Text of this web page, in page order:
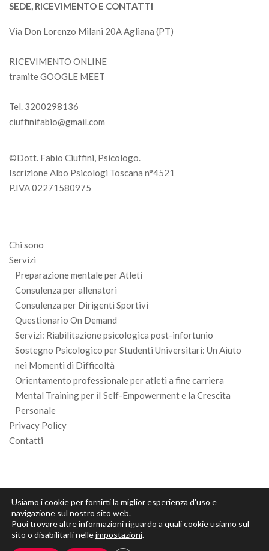
SEDE, RICEVIMENTO E CONTATTI
Via Don Lorenzo Milani 20A Agliana (PT)
RICEVIMENTO ONLINE
tramite GOOGLE MEET
Tel. 3200298136
ciuffinifabio@gmail.com
©Dott. Fabio Ciuffini, Psicologo.
Iscrizione Albo Psicologi Toscana n°4521
P.IVA 02271580975
Chi sono
Servizi
Preparazione mentale per Atleti
Consulenza per allenatori
Consulenza per Dirigenti Sportivi
Questionario On Demand
Servizi: Riabilitazione psicologica post-infortunio
Sostegno Psicologico per Studenti Universitari: Un Aiuto
nei Momenti di Difficoltà
Orientamento professionale per atleti a fine carriera
Mental Training per iI Self-Empowerment e la Crescita
Personale
Privacy Policy
Contatti
Usiamo i cookie per fornirti la miglior esperienza d'uso e
navigazione sul nostro sito web.
Puoi trovare altre informazioni riguardo a quali cookie usiamo sul
sito o disabilitarli nelleimpostazioni.